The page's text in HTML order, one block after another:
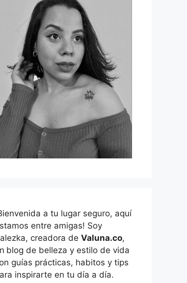
a tu lugar seguro, aquí
entre amigas! Soy
creadora de Valuna.co,
blog de belleza y estilo de vida
guías prácticas, habitos y tips
inspirarte en tu día a día.